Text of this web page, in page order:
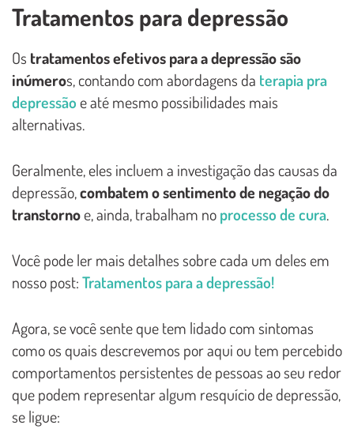
Tratamentos para depressão
Os tratamentos efetivos para a depressão são
inúmeros, contando com abordagens da terapia pra
depressão e até mesmo possibilidades mais
alternativas.
Geralmente, eles incluem a investigação das causas da
depressão,combatem o sentimento de negação do
transtornoe, ainda, trabalham noprocesso de cura.
Você pode ler mais detalhes sobre cada um deles em
nosso post:Tratamentos para a depressão!
Agora, se você sente que tem lidado com sintomas
como os quais descrevemos por aqui ou tem percebido
comportamentos persistentes de pessoas ao seu redor
que podem representar algum resquício de depressão,
se ligue: